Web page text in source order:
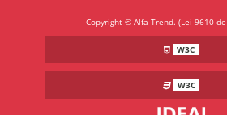
Copyright © Alfa Trend. (Lei 9610
W3C
W3C